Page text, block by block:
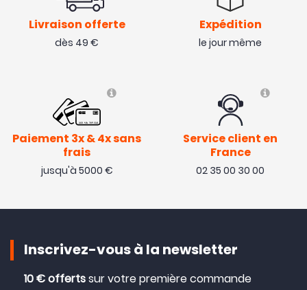
Livraison offerte
dès 49 €
Expédition
le jour même
Paiement 3x & 4x sans
frais
jusqu'à 5000 €
Service client en
France
02 35 00 30 00
Inscrivez-vous à la newsletter
10 € offertssur votre première commande